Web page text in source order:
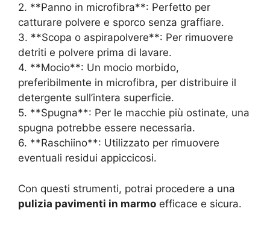
2. **Panno in microfibra**: Perfetto per
catturare polvere e sporco senza graffiare.
3. **Scopa o aspirapolvere**: Per rimuovere
detriti e polvere prima di lavare.
4. **Mocio**: Un mocio morbido,
preferibilmente in microfibra, per distribuire il
detergente sull’intera superficie.
5. **Spugna**: Per le macchie più ostinate, una
spugna potrebbe essere necessaria.
6. **Raschiino**: Utilizzato per rimuovere
eventuali residui appiccicosi.
Con questi strumenti, potrai procedere a una
pulizia pavimenti in marmo efficace e sicura.